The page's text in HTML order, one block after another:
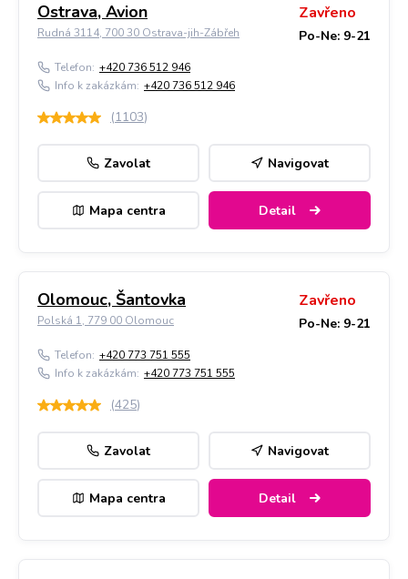
Ostrava, Avion
Rudná 3114, 700 30 Ostrava-jih-Zábřeh
Zavřeno
Po-Ne: 9-21
Telefon: +420 736 512 946
Info k zakázkám: +420 736 512 946
(1103)
Zavolat Navigovat
Mapa centra Detail
Olomouc, Šantovka
Polská 1, 779 00 Olomouc
Zavřeno
Po-Ne: 9-21
Telefon: +420 773 751 555
Info k zakázkám: +420 773 751 555
(425)
Zavolat Navigovat
Mapa centra Detail